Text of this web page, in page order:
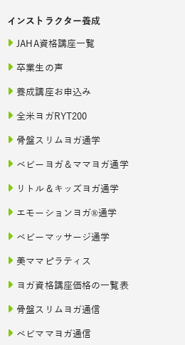
インストラクター養成
JAHA資格講座一覧
卒業生の声
養成講座お申込み
全米ヨガRYT200
骨盤スリムヨガ通学
ベビーヨガ＆ママヨガ通学
リトル＆キッズヨガ通学
エモーションヨガ®通学
ベビーマッサージ通学
美ママピラティス
ヨガ資格講座価格の一覧表
骨盤スリムヨガ通信
ベビママヨガ通信